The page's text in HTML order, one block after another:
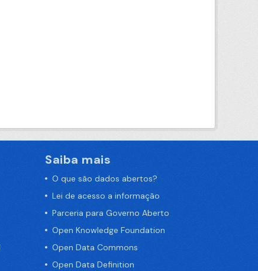
Saiba mais
O que são dados abertos?
Lei de acesso a informação
Parceria para Governo Aberto
Open Knowledge Foundation
Open Data Commons
Open Data Definition